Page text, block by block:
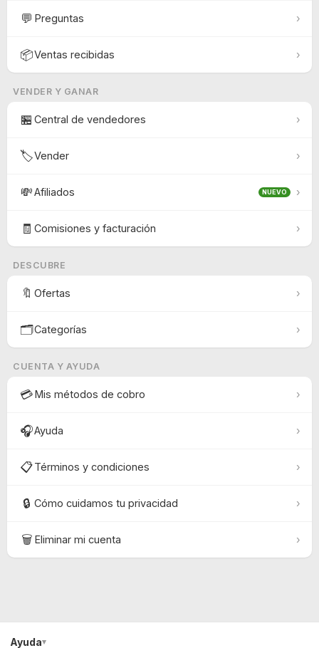
💬 Preguntas ›
📦Ventas recibidas ›
VENDER Y GANAR
🏪 Central de vendedores ›
🏷️Vender ›
💸Afiliados NUEVO ›
🧾 Comisiones y facturación ›
DESCUBRE
🔖 Ofertas ›
🗂️Categorías ›
CUENTA Y AYUDA
💳Mis métodos de cobro ›
🎧Ayuda ›
📋Términos y condiciones ›
🔒 Cómo cuidamos tu privacidad ›
🗑️ Eliminar mi cuenta ›
Ayuda▾